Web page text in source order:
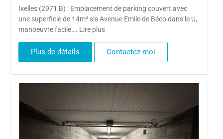
Ixelles (2971 B) : Emplacement de parking couvert avec
une superficie de 14m² sis Avenue Emile de Béco dans le U,
manoeuvre facile…. Lire plus
Plus de détails Contactez-moi